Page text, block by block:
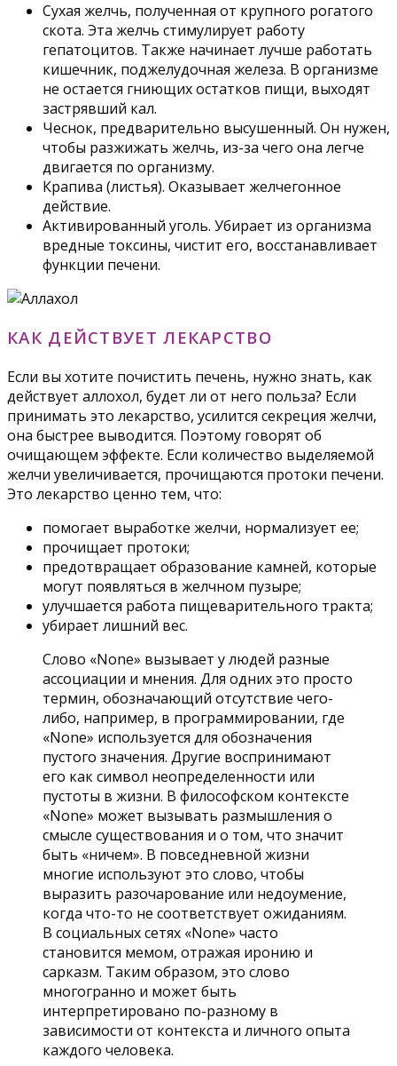
Сухая желчь, полученная от крупного рогатого
скота. Эта желчь стимулирует работу
гепатоцитов. Также начинает лучше работать
кишечник, поджелудочная железа. В организме
не остается гниющих остатков пищи, выходят
застрявший кал.
Чеснок, предварительно высушенный. Он нужен,
чтобы разжижать желчь, из-за чего она легче
двигается по организму.
Крапива (листья). Оказывает желчегонное
действие.
Активированный уголь. Убирает из организма
вредные токсины, чистит его, восстанавливает
функции печени.
КАК ДЕЙСТВУЕТ ЛЕКАРСТВО
Если вы хотите почистить печень, нужно знать, как
действует аллохол, будет ли от него польза? Если
принимать это лекарство, усилится секреция желчи,
она быстрее выводится. Поэтому говорят об
очищающем эффекте. Если количество выделяемой
желчи увеличивается, прочищаются протоки печени.
Это лекарство ценно тем, что:
помогает выработке желчи, нормализует ее;
прочищает протоки;
предотвращает образование камней, которые
могут появляться в желчном пузыре;
улучшается работа пищеварительного тракта;
убирает лишний вес.
Слово «None» вызывает у людей разные
ассоциации и мнения. Для одних это просто
термин, обозначающий отсутствие чего-
либо, например, в программировании, где
«None» используется для обозначения
пустого значения. Другие воспринимают
его как символ неопределенности или
пустоты в жизни. В философском контексте
«None» может вызывать размышления о
смысле существования и о том, что значит
быть «ничем». В повседневной жизни
многие используют это слово, чтобы
выразить разочарование или недоумение,
когда что-то не соответствует ожиданиям.
В социальных сетях «None» часто
становится мемом, отражая иронию и
сарказм. Таким образом, это слово
многогранно и может быть
интерпретировано по-разному в
зависимости от контекста и личного опыта
каждого человека.